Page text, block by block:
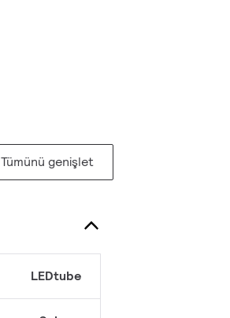
Tümünü genişlet
LEDtube